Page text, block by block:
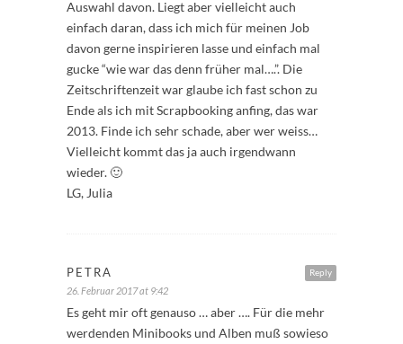
Auswahl davon. Liegt aber vielleicht auch
einfach daran, dass ich mich für meinen Job
davon gerne inspirieren lasse und einfach mal
gucke “wie war das denn früher mal….”. Die
Zeitschriftenzeit war glaube ich fast schon zu
Ende als ich mit Scrapbooking anfing, das war
2013. Finde ich sehr schade, aber wer weiss…
Vielleicht kommt das ja auch irgendwann
wieder. 🙂
LG, Julia
Reply
PETRA
26. Februar 2017 at 9:42
Es geht mir oft genauso … aber …. Für die mehr
werdenden Minibooks und Alben muß sowieso